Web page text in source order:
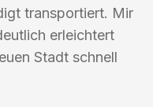
transportiert. Mir
erleichtert
Stadt schnell